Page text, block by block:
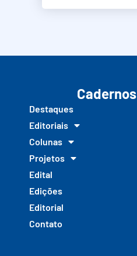
Cadernos
Destaques
Editoriais
Colunas
Projetos
Edital
Edições
Editorial
Contato